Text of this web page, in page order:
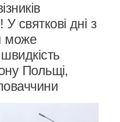
святкові дні з
може
Польщі,